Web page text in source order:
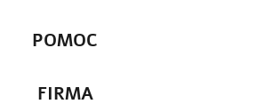
POMOC
FIRMA